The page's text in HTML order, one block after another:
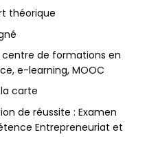
théorique
de formations en
e-learning, MOOC
carte
de réussite : Examen
Entrepreneuriat et